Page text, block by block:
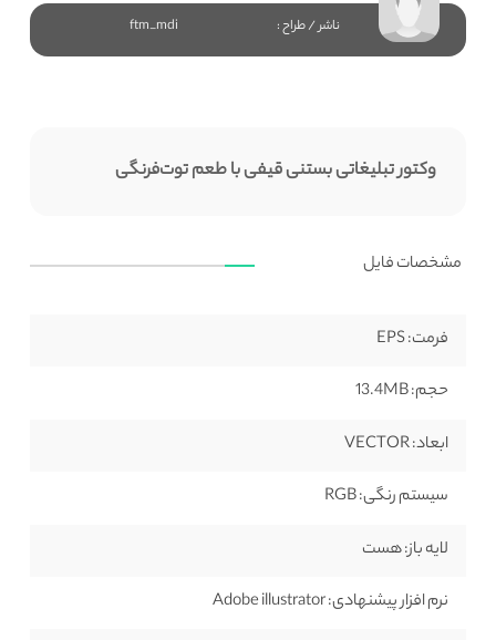
ناشر / طراح : ftm_mdi
وکتور تبلیغاتی بستنی قیفی با طعم توت‌فرنگی
مشخصات فایل
فرمت:
حجم:
ابعاد:
سیستم رنگی:
لایه باز:هست
نرم افزار پیشنهادی: